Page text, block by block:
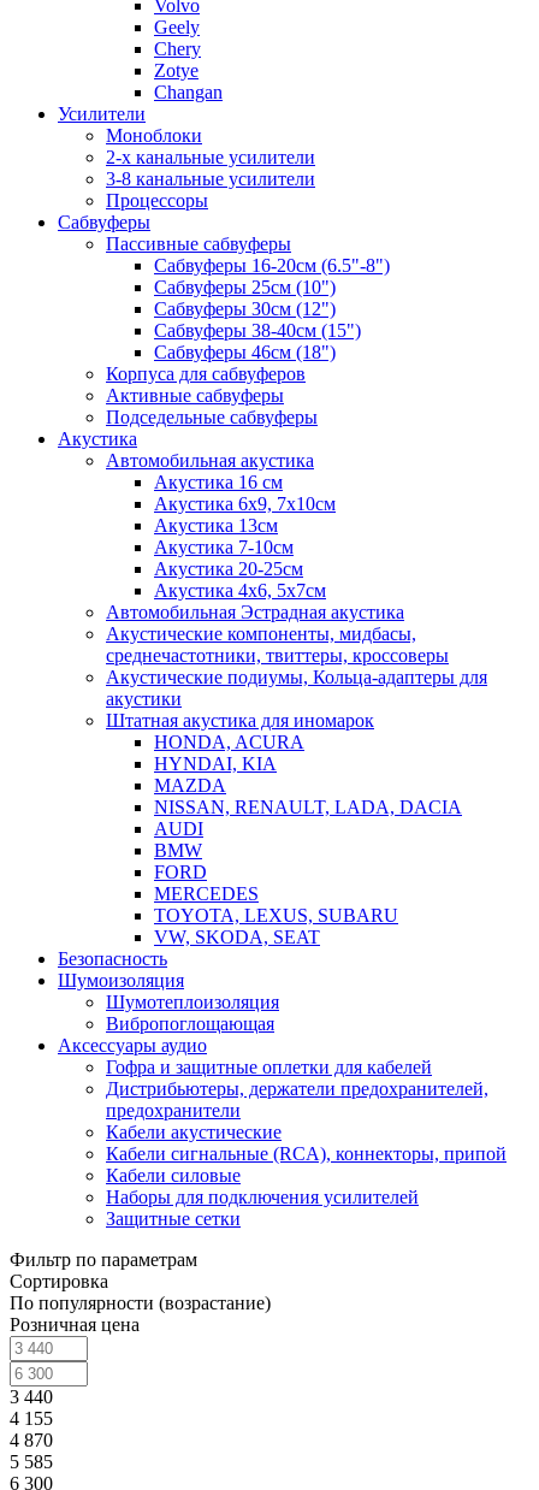
Volvo
Geely
Chery
Zotye
Changan
Усилители
Моноблоки
2-х канальные усилители
3-8 канальные усилители
Процессоры
Сабвуферы
Пассивные сабвуферы
Сабвуферы 16-20см (6.5"-8")
Сабвуферы 25см (10")
Сабвуферы 30см (12")
Сабвуферы 38-40см (15")
Сабвуферы 46см (18")
Корпуса для сабвуферов
Активные сабвуферы
Подседельные сабвуферы
Акустика
Автомобильная акустика
Акустика 16 см
Акустика 6х9, 7х10см
Акустика 13см
Акустика 7-10см
Акустика 20-25см
Акустика 4х6, 5х7см
Автомобильная Эстрадная акустика
Акустические компоненты, мидбасы,
среднечастотники, твиттеры, кроссоверы
Акустические подиумы, Кольца-адаптеры для
акустики
Штатная акустика для иномарок
HONDA, ACURA
HYNDAI, KIA
MAZDA
NISSAN, RENAULT, LADA, DACIA
AUDI
BMW
FORD
MERCEDES
TOYOTA, LEXUS, SUBARU
VW, SKODA, SEAT
Безопасность
Шумоизоляция
Шумотеплоизоляция
Вибропоглощающая
Аксессуары аудио
Гофра и защитные оплетки для кабелей
Дистрибьютеры, держатели предохранителей,
предохранители
Кабели акустические
Кабели сигнальные (RCA), коннекторы, припой
Кабели силовые
Наборы для подключения усилителей
Защитные сетки
Фильтр по параметрам
Сортировка
По популярности (возрастание)
Розничная цена
3 440
4 155
4 870
5 585
6 300